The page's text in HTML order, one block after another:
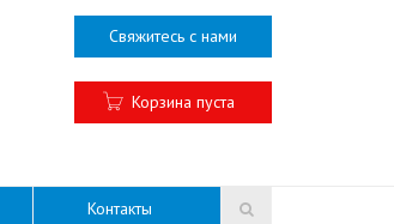
Свяжитесь с нами
Корзина пуста
Контакты